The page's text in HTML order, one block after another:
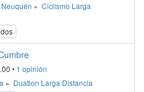
Neuquén » Ciclismo Larga
• 1 opinión
» Duatlon Larga Distancia